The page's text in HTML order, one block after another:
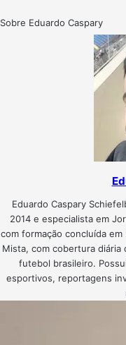
Sobre Eduardo Caspary
Eduardo Caspary
2014 e especialista em
com formação concluída
Mista, com cobertura
futebol brasileiro.
esportivos, reportagens